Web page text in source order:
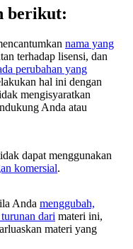
berikut:
nama yang
terhadap lisensi, dan
perubahan yang
hal ini dengan
mengisyaratkan
Anda atau
dapat menggunakan
komersial.
Anda menggubah,
dari materi ini,
materi yang